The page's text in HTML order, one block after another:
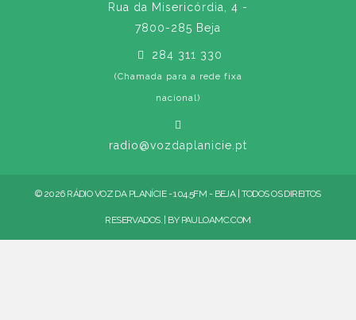
Rua da Misericórdia, 4 -
7800-285 Beja
284 311 330
(Chamada para a rede fixa
nacional)
radio@vozdaplanicie.pt
© 2026 RÁDIO VOZ DA PLANÍCIE - 104.5FM - BEJA | TODOS OS DIREITOS
RESERVADOS. | BY PAULOAMC.COM